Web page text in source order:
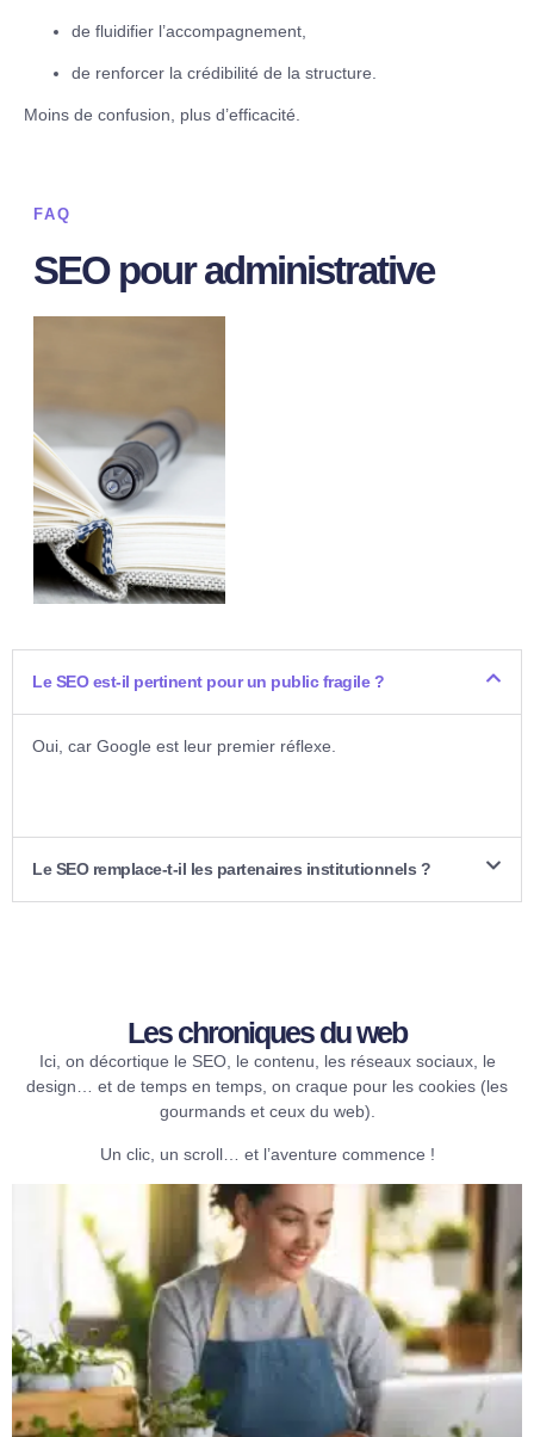
de fluidifier l’accompagnement,
de renforcer la crédibilité de la structure.
Moins de confusion, plus d’efficacité.
FAQ
SEO pour administrative
Le SEO est-il pertinent pour un public fragile ?
Oui, car Google est leur premier réflexe.
Le SEO remplace-t-il les partenaires institutionnels ?
Les chroniques du web​
Ici, on décortique le SEO, le contenu, les réseaux sociaux, le
design… et de temps en temps, on craque pour les cookies (les
gourmands et ceux du web).
Un clic, un scroll… et l’aventure commence !